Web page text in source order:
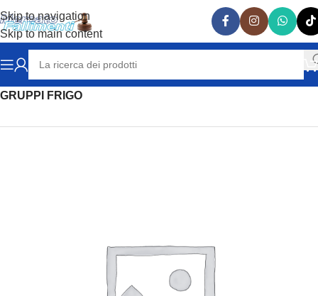
Skip to navigation
Skip to main content
Home RISCALDAMENTO & REFRIGERAZIONE
GRUPPI FRIGO